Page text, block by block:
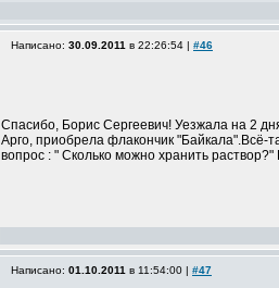
Написано: 30.09.2011 в 22:26:54 | #46
Спасибо, Борис Сергеевич! Уезжала на 2
Арго, приобрела флакончик "Байкала".Всё-
вопрос : " Сколько можно хранить
Написано: 01.10.2011 в 11:54:00 | #47